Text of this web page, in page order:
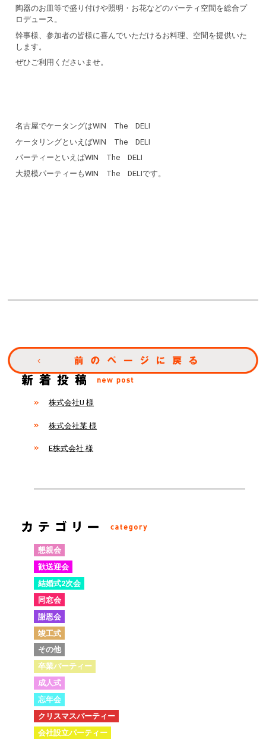
陶器のお皿等で盛り付けや照明・お花などのパーティ空間を総合プ
ロデュース。
幹事様、参加者の皆様に喜んでいただけるお料理、空間を提供いた
します。
ぜひご利用くださいませ。
名古屋でケータングはWIN The DELI
ケータリングといえばWIN The DELI
パーティーといえばWIN The DELI
大規模パーティーもWIN The DELIです。
株式会社U 様
株式会社某 様
E株式会社 様
懇親会
歓送迎会
結婚式2次会
同窓会
謝恩会
竣工式
その他
卒業パーティー
成人式
忘年会
クリスマスパーティー
会社設立パーティー